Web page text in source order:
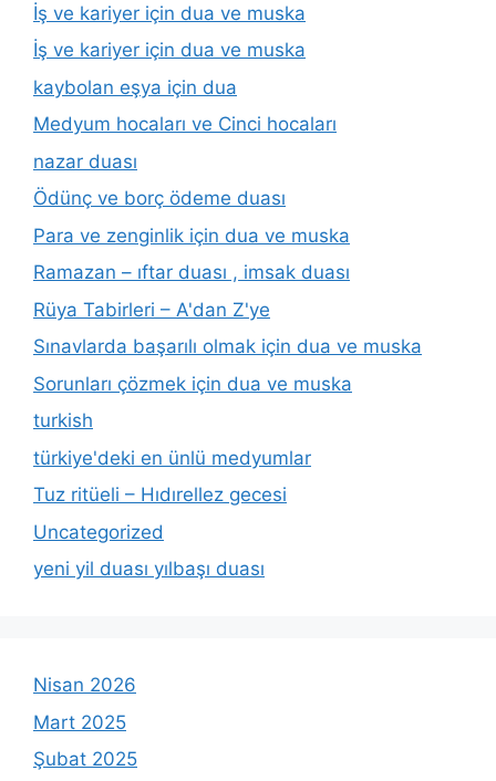
İş ve kariyer için dua ve muska
İş ve kariyer için dua ve muska
kaybolan eşya için dua
Medyum hocaları ve Cinci hocaları
nazar duası
Ödünç ve borç ödeme duası
Para ve zenginlik için dua ve muska
Ramazan – ıftar duası , imsak duası
Rüya Tabirleri – A'dan Z'ye
Sınavlarda başarılı olmak için dua ve muska
Sorunları çözmek için dua ve muska
turkish
türkiye'deki en ünlü medyumlar
Tuz ritüeli – Hıdırellez gecesi
Uncategorized
yeni yil duası yılbaşı duası
Nisan 2026
Mart 2025
Şubat 2025